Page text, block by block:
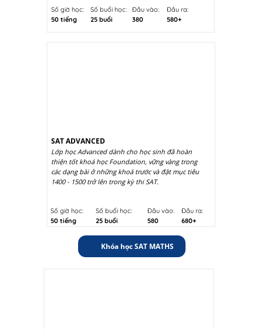
Số giờ học:
50 tiếng
Số buổi học:
25 buổi
Đầu vào:
380
Đầu ra:
580+
Khóa học SAT MATHS
Lớp học Advanced dành cho học sinh đã hoàn
thiện tốt khoá học Foundation, vững vàng trong
các dạng bài ở những khoá trước và đặt mục tiêu
1400 - 1500 trở lên trong kỳ thi SAT.
Số giờ học:
50 tiếng
Số buổi học:
25 buổi
SAT ADVANCED
Đầu vào:
580
Đầu ra:
680+